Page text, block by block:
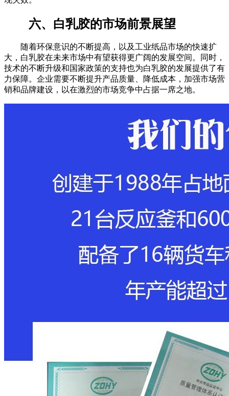
六、白乳胶的市场前景展望
随着环保意识的不断提高，以及工业纸品市场的快速扩
大，白乳胶在未来市场中有望获得更广阔的发展空间。同时，
技术的不断升级和国家政策的支持也为白乳胶的发展提供了有
力保障。企业需要不断提升产品质量、降低成本，加强市场营
销和品牌建设，以在激烈的市场竞争中占据一席之地。